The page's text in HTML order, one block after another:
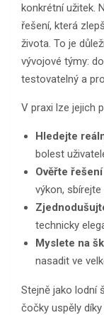
konkrétní užitek.
řešení, která
života. To je
vývojové týmy:
testovatelný a
V praxi lze jejich
Hledejte
bolest
Ověřte
výkon,
technicky
Myslete na
nasadit ve
Stejně jako lodní
čočky uspěly